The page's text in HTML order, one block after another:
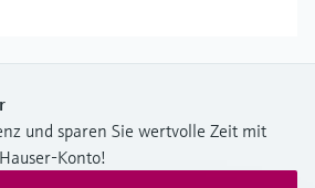
und sparen Sie wertvolle Zeit mit
Konto!